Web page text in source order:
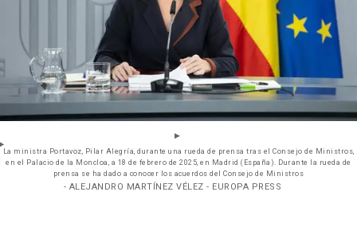
La ministra Portavoz, Pilar Alegría, durante una rueda de prensa tras el Consejo de Ministros,
en el Palacio de la Moncloa, a 18 de febrero de 2025, en Madrid (España). Durante la rueda de
prensa se ha dado a conocer los acuerdos del Consejo de Ministros
- ALEJANDRO MARTÍNEZ VÉLEZ - EUROPA PRESS